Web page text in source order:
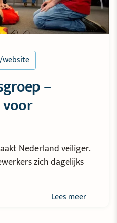
–
voor
Nederland veiliger.
zich dagelijks
Lees meer